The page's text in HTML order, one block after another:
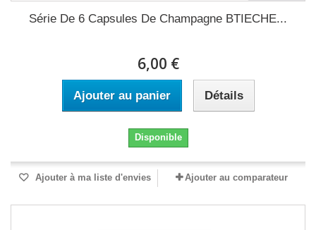
Série De 6 Capsules De Champagne BTIECHE...
6,00 €
Ajouter au panier Détails
Disponible
Ajouter à ma liste d'envies Ajouter au comparateur